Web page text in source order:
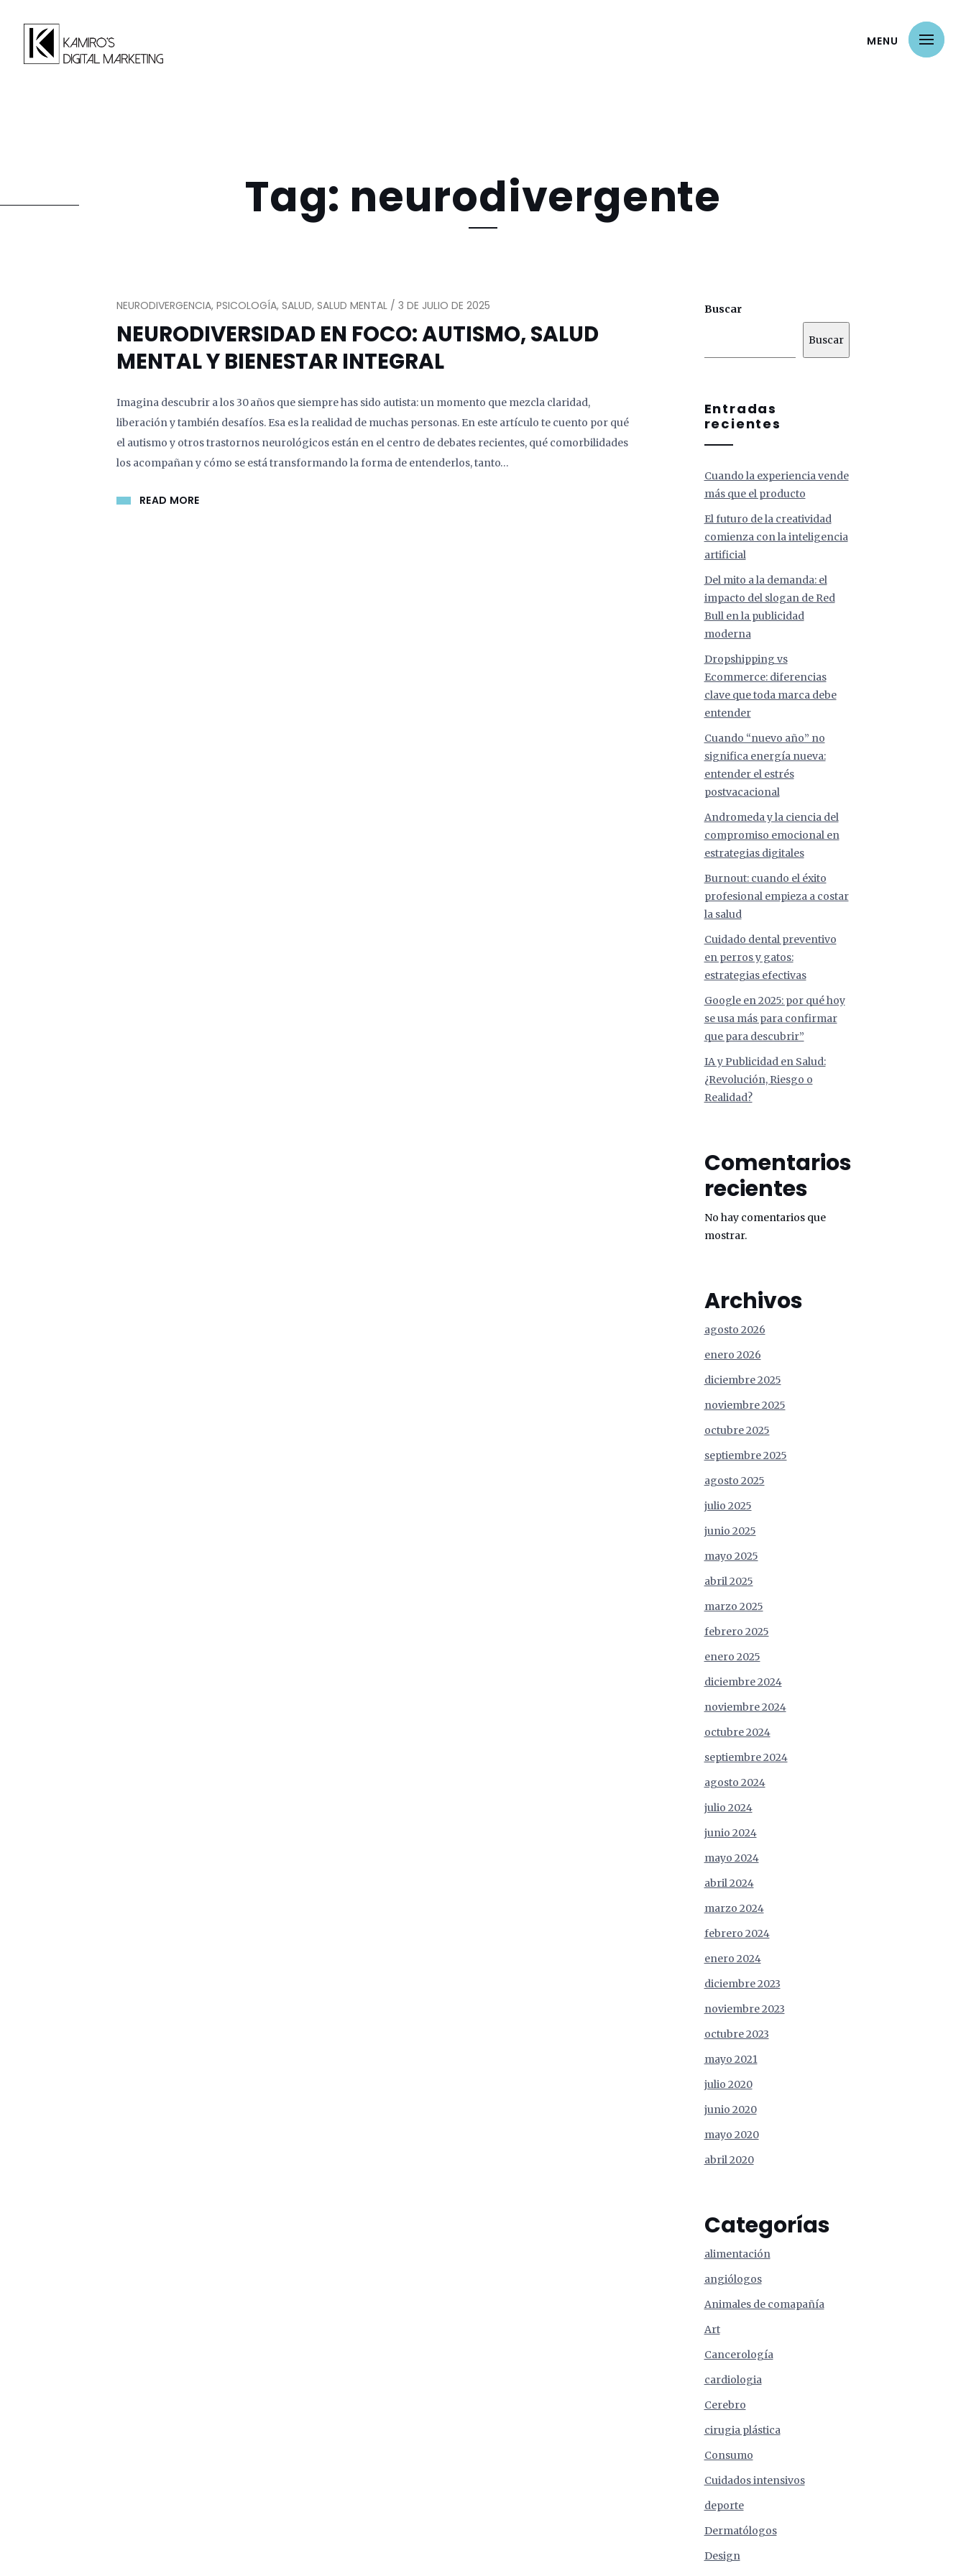
MENU
Tag: neurodivergente
NEURODIVERGENCIA, PSICOLOGÍA, SALUD, SALUD MENTAL / 3 DE JULIO DE 2025
NEURODIVERSIDAD EN FOCO: AUTISMO, SALUD
MENTAL Y BIENESTAR INTEGRAL
Imagina descubrir a los 30 años que siempre has sido autista: un momento que mezcla claridad,
liberación y también desafíos. Esa es la realidad de muchas personas. En este artículo te cuento por qué
el autismo y otros trastornos neurológicos están en el centro de debates recientes, qué comorbilidades
los acompañan y cómo se está transformando la forma de entenderlos, tanto…
READ MORE
Buscar
Buscar
Entradas
recientes
Cuando la experiencia vende
más que el producto
El futuro de la creatividad
comienza con la inteligencia
artificial
Del mito a la demanda: el
impacto del slogan de Red
Bull en la publicidad
moderna
Dropshipping vs
Ecommerce: diferencias
clave que toda marca debe
entender
Cuando “nuevo año” no
significa energía nueva:
entender el estrés
postvacacional
Andromeda y la ciencia del
compromiso emocional en
estrategias digitales
Burnout: cuando el éxito
profesional empieza a costar
la salud
Cuidado dental preventivo
en perros y gatos:
estrategias efectivas
Google en 2025: por qué hoy
se usa más para confirmar
que para descubrir”
IA y Publicidad en Salud:
¿Revolución, Riesgo o
Realidad?
Comentarios
recientes
No hay comentarios que
mostrar.
Archivos
agosto 2026
enero 2026
diciembre 2025
noviembre 2025
octubre 2025
septiembre 2025
agosto 2025
julio 2025
junio 2025
mayo 2025
abril 2025
marzo 2025
febrero 2025
enero 2025
diciembre 2024
noviembre 2024
octubre 2024
septiembre 2024
agosto 2024
julio 2024
junio 2024
mayo 2024
abril 2024
marzo 2024
febrero 2024
enero 2024
diciembre 2023
noviembre 2023
octubre 2023
mayo 2021
julio 2020
junio 2020
mayo 2020
abril 2020
Categorías
alimentación
angiólogos
Animales de comapañía
Art
Cancerología
cardiologia
Cerebro
cirugia plástica
Consumo
Cuidados intensivos
deporte
Dermatólogos
Design